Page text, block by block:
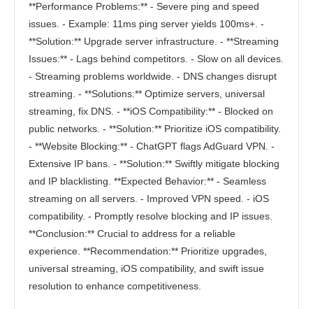
**Performance Problems:** - Severe ping and speed
issues. - Example: 11ms ping server yields 100ms+. -
**Solution:** Upgrade server infrastructure. - **Streaming
Issues:** - Lags behind competitors. - Slow on all devices.
- Streaming problems worldwide. - DNS changes disrupt
streaming. - **Solutions:** Optimize servers, universal
streaming, fix DNS. - **iOS Compatibility:** - Blocked on
public networks. - **Solution:** Prioritize iOS compatibility.
- **Website Blocking:** - ChatGPT flags AdGuard VPN. -
Extensive IP bans. - **Solution:** Swiftly mitigate blocking
and IP blacklisting. **Expected Behavior:** - Seamless
streaming on all servers. - Improved VPN speed. - iOS
compatibility. - Promptly resolve blocking and IP issues.
**Conclusion:** Crucial to address for a reliable
experience. **Recommendation:** Prioritize upgrades,
universal streaming, iOS compatibility, and swift issue
resolution to enhance competitiveness.